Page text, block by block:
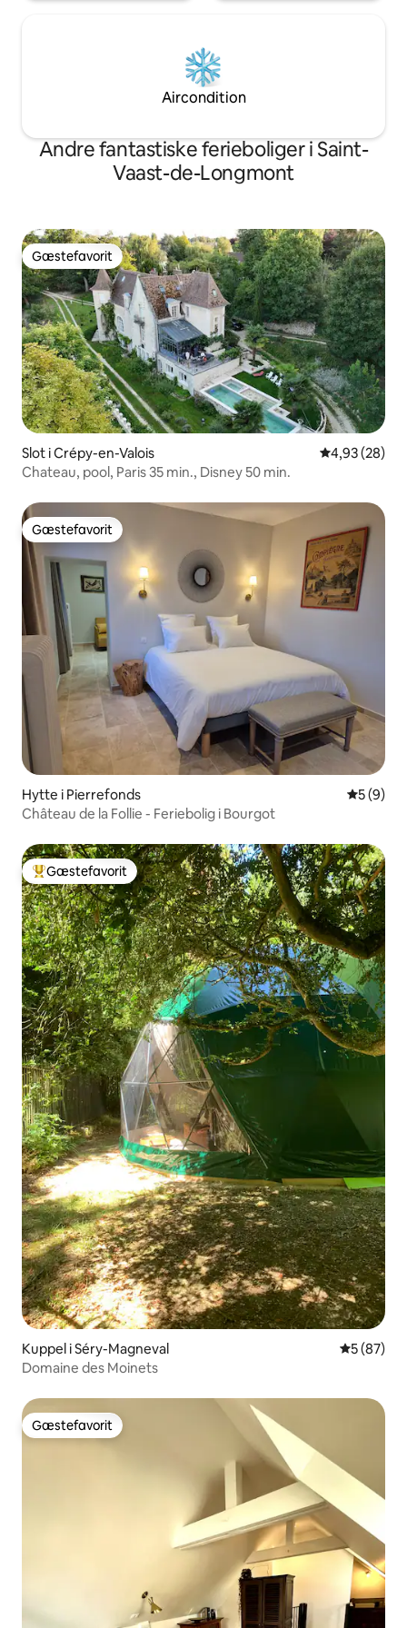
Aircondition
Andre fantastiske ferieboliger i Saint-
Vaast-de-Longmont
Gæstefavorit
Gæstefavorit
Slot i Crépy-en-Valois 4,93 ud af 5 i
4,93 (28)
Chateau, pool, Paris 35 min., Disney 50 min.
Gæstefavorit
Gæstefavorit
Hytte i Pierrefonds 5 ud af 5
5 (9)
Château de la Follie - Feriebolig i Bourgot
Bedste gæstefavorit
Gæstefavorit
Kuppel i Séry-Magneval 5 ud af 5 i
5 (87)
Domaine des Moinets
Gæstefavorit
Gæstefavorit